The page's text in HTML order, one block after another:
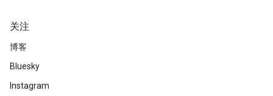
关注
博客
Bluesky
Instagram